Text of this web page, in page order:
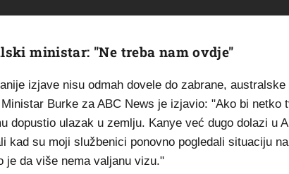
ministar: "Ne treba nam ovdje"
izjave nisu odmah dovele do zabrane,
Burke za ABC News je izjavio: "Ako bi netko
dopustio ulazak u zemlju. Kanye već dugo dolazi u
kad su moji službenici ponovno pogledali situaciju
je da više nema valjanu vizu."